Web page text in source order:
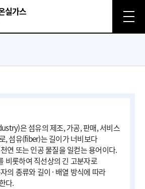
실가스
은 섬유의 제조, 가공, 판매, 서비스
, 섬유(fiber)는 길이가 너비보다
연 또는 인공 물질을 일컫는 용어이다.
비롯하여 직선상의 긴 고분자로
의 종류와 길이 · 배열 방식에 따라
다.